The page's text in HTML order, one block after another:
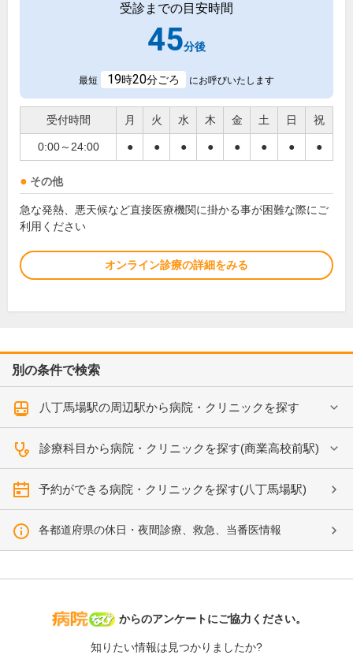
受診までの目安時間
45分後
最短 19時20分ごろ にお呼びいたします
受付時間 月 火 水 木 金 土 日 祝
0:00～24:00 ● ● ● ● ● ● ● ●
その他
急な発熱、悪天候など直接医療機関に掛かる事が困難な際にご
利用ください
オンライン診療の詳細をみる
別の条件で検索
八丁馬場駅の周辺駅から病院・クリニックを探す
診療科目から病院・クリニックを探す(商業高校前駅)
予約ができる病院・クリニックを探す(八丁馬場駅)
各都道府県の休日・夜間診療、救急、当番医情報
病院なび
からのアンケートにご協力ください。
知りたい情報は見つかりましたか?